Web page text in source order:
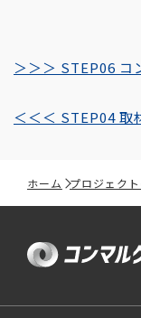
＞＞＞ STEP06 コ
＜＜＜ STEP04 取
ホーム プロジェク